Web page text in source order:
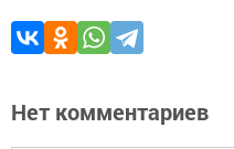
Нет комментариев